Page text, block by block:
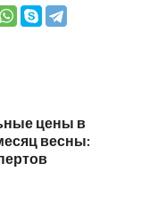
цены в
весны: